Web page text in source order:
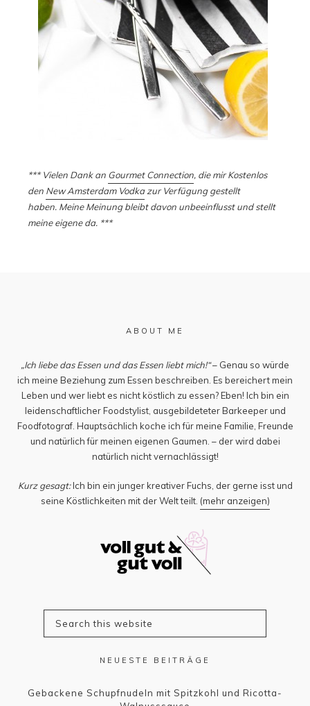
*** Vielen Dank an Gourmet Connection, die mir Kostenlos
den New Amsterdam Vodkazur Verfügung gestellt
haben. Meine Meinung bleibt davon unbeeinflusst und stellt
meine eigene da. ***
ABOUT ME
„Ich liebe das Essen und das Essen liebt mich!“– Genau so würde
ich meine Beziehung zum Essen beschreiben. Es bereichert mein
Leben und wer liebt es nicht köstlich zu essen? Eben! Ich bin ein
leidenschaftlicher Foodstylist, ausgebildeteter Barkeeper und
Foodfotograf. Hauptsächlich koche ich für meine Familie, Freunde
und natürlich für meinen eigenen Gaumen. – der wird dabei
natürlich nicht vernachlässigt!
Kurz gesagt:Ich bin ein junger kreativer Fuchs, der gerne isst und
seine Köstlichkeiten mit der Welt teilt. (mehr anzeigen)
NEUESTE BEITRÄGE
Gebackene Schupfnudeln mit Spitzkohl und Ricotta-